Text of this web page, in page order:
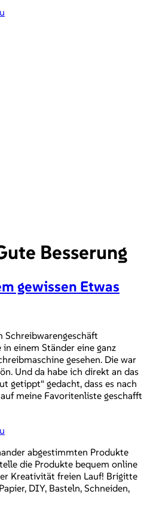
Besserung
gewissen Etwas
Schreibwarengeschäft
einem Ständer eine ganz
gesehen. Die war
Und da habe ich direkt an das
getippt“ gedacht, dass es nach
meine Favoritenliste geschafft
abgestimmten Produkte
die Produkte bequem online
Kreativität freien Lauf! Brigitte
DIY, Basteln, Schneiden,